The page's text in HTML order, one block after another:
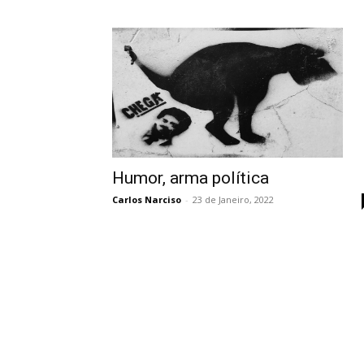
Humor, arma política
Carlos Narciso - 23 de Janeiro, 2022